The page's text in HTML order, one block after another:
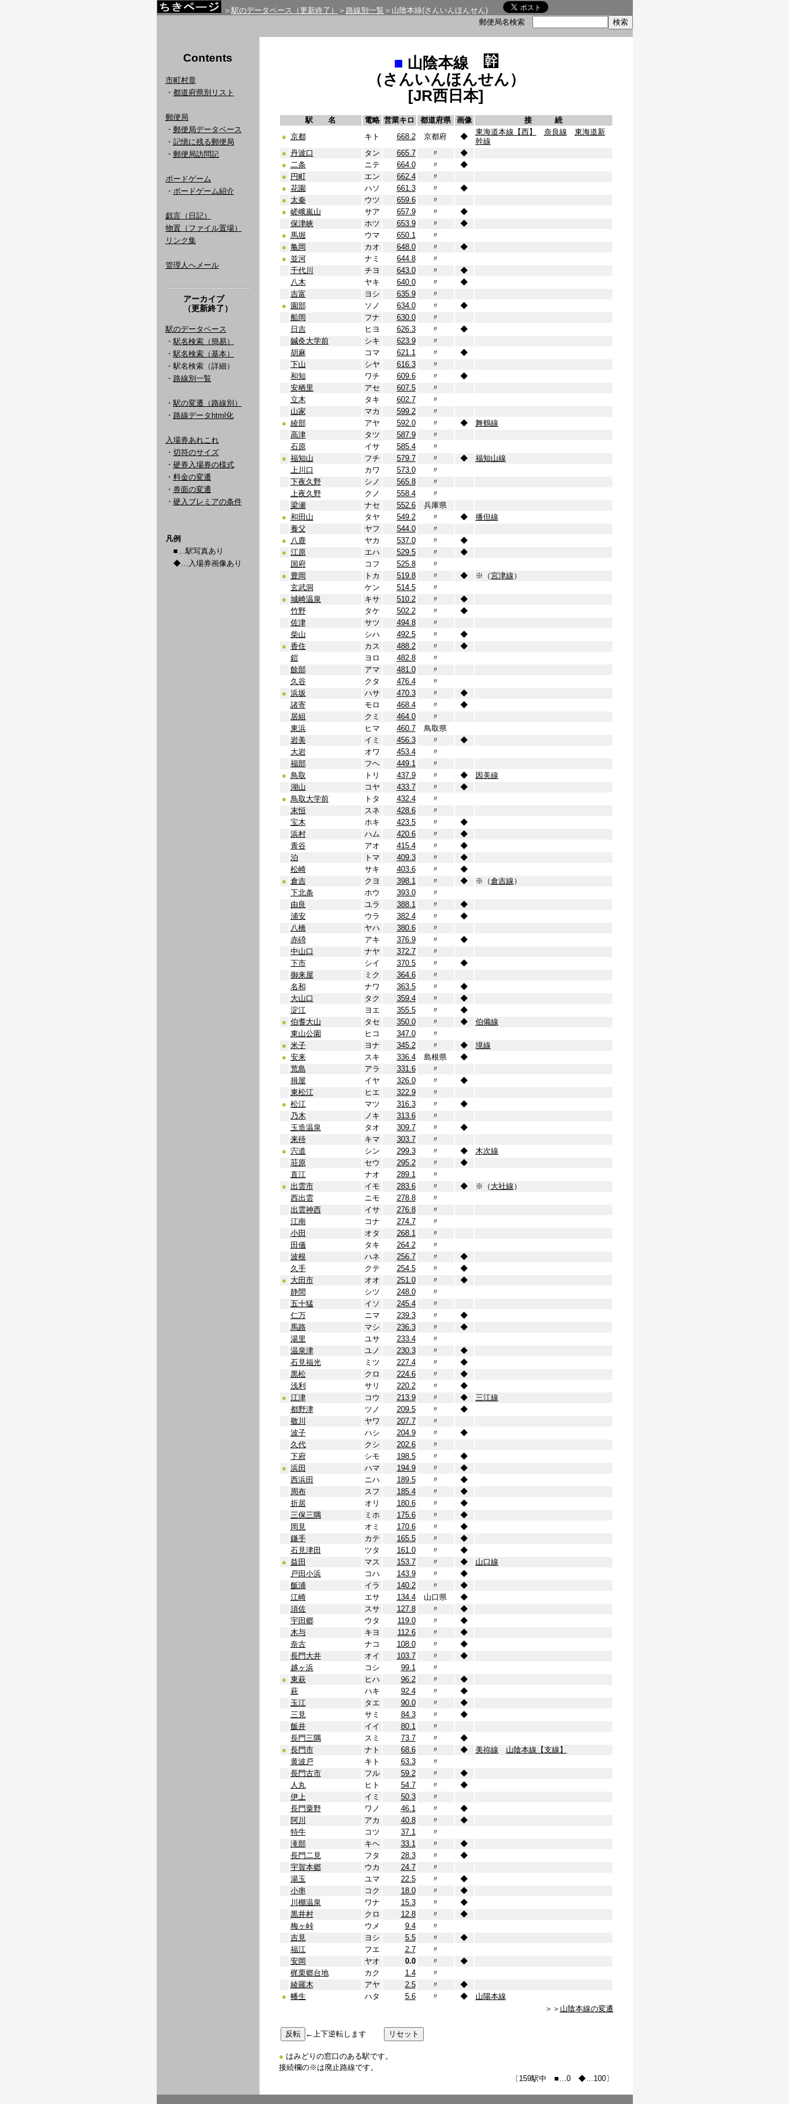
＞ 駅のデータベース（更新終了） ＞ 路線別一覧 ＞山陰本線(さんいんほんせん)
郵便局名検索
Contents
市町村章
・ 都道府県別リスト
郵便局
・ 郵便局データベース
・ 記憶に残る郵便局
・ 郵便局訪問記
ボードゲーム
・ ボードゲーム紹介
戯言（日記）
物置（ファイル置場）
リンク集
管理人へメール
アーカイブ
（更新終了）
駅のデータベース
・ 駅名検索（簡易）
・ 駅名検索（基本）
・駅名検索（詳細）
・ 路線別一覧
・ 駅の変遷（路線別）
・ 路線データhtml化
入場券あれこれ
・ 切符のサイズ
・ 硬券入場券の様式
・ 料金の変遷
・ 券面の変遷
・ 硬入プレミアの条件
凡例
■…駅写真あり
◆…入場券画像あり
■ 山陰本線
（さんいんほんせん）
[JR西日本]
駅 名 電略 営業キロ 都道府県 画像
接 続
● 京都 キト 668.2 京都府 ◆
東海道本線【西】 奈良線
東海道新
幹線
● 丹波口 タン 665.7 〃
◆
● 二条 ニテ 664.0 〃
◆
●
円町 エン 662.4
〃
● 花園 ハソ 661.3 〃
◆
● 太秦 ウツ 659.6
〃
● 嵯峨嵐山 サア 657.9 〃
◆
保津峡
ホツ 653.9 〃
◆
● 馬堀 ウマ 650.1
〃
● 亀岡 カオ 648.0 〃
◆
● 並河 ナミ 644.8
〃
千代川
チヨ 643.0 〃
◆
八木
ヤキ 640.0 〃
◆
吉富
ヨシ 635.9
〃
● 園部 ソノ 634.0 〃
◆
船岡
フナ 630.0
〃
日吉
ヒヨ 626.3 〃
◆
鍼灸大学前
シキ 623.9
〃
胡麻
コマ 621.1 〃
◆
下山
シヤ 616.3
〃
和知
ワチ 609.6 〃
◆
安栖里
アセ 607.5
〃
立木
タキ 602.7
〃
山家
マカ 599.2
〃
● 綾部 アヤ 592.0 〃 ◆
舞鶴線
高津
タツ 587.9
〃
石原
イサ 585.4
〃
● 福知山 フチ 579.7 〃 ◆
福知山線
上川口
カワ 573.0
〃
下夜久野
シノ 565.8
〃
上夜久野
クノ 558.4
〃
梁瀬
ナセ 552.6
兵庫県
● 和田山 タヤ 549.2 〃 ◆
播但線
養父
ヤフ 544.0
〃
● 八鹿 ヤカ 537.0 〃
◆
● 江原 エハ 529.5 〃
◆
国府
コフ 525.8
〃
● 豊岡 トカ 519.8 〃 ◆ ※（宮津線 ）
玄武洞
ケン 514.5
〃
● 城崎温泉 キサ 510.2 〃
◆
竹野
タケ 502.2 〃
◆
佐津
サツ 494.8
〃
柴山
シハ 492.5 〃
◆
● 香住 カス 488.2 〃
◆
鎧
ヨロ 482.8
〃
餘部
アマ 481.0
〃
久谷
クタ 476.4
〃
● 浜坂 ハサ 470.3 〃
◆
諸寄
モロ 468.4 〃
◆
居組
クミ 464.0
〃
東浜
ヒマ 460.7
鳥取県
岩美
イミ 456.3 〃
◆
大岩
オワ 453.4
〃
福部
フヘ 449.1
〃
● 鳥取 トリ 437.9 〃 ◆
因美線
湖山
コヤ 433.7 〃
◆
● 鳥取大学前 トタ 432.4
〃
末恒
スネ 428.6
〃
宝木
ホキ 423.5 〃
◆
浜村
ハム 420.6 〃
◆
青谷
アオ 415.4 〃
◆
泊
トマ 409.3 〃
◆
松崎
サキ 403.6 〃
◆
● 倉吉 クヨ 398.1 〃 ◆ ※（倉吉線 ）
下北条
ホウ 393.0
〃
由良
ユラ 388.1 〃
◆
浦安
ウラ 382.4 〃
◆
八橋
ヤハ 380.6
〃
赤碕
アキ 376.9 〃
◆
中山口
ナヤ 372.7
〃
下市
シイ 370.5 〃
◆
御来屋
ミク 364.6
〃
名和
ナワ 363.5 〃
◆
大山口
タク 359.4 〃
◆
淀江
ヨエ 355.5 〃
◆
● 伯耆大山 タセ 350.0 〃 ◆
伯備線
東山公園
ヒコ 347.0
〃
● 米子 ヨナ 345.2 〃 ◆
境線
● 安来 スキ 336.4 島根県
◆
荒島
アラ 331.6
〃
揖屋
イヤ 326.0 〃
◆
東松江
ヒエ 322.9
〃
● 松江 マツ 316.3 〃
◆
乃木
ノキ 313.6
〃
玉造温泉
タオ 309.7 〃
◆
来待
キマ 303.7
〃
● 宍道 シン 299.3 〃 ◆
木次線
荘原
セウ 295.2 〃
◆
直江
ナオ 289.1
〃
● 出雲市 イモ 283.6 〃 ◆ ※（ 大社線 ）
西出雲
ニモ 278.8
〃
出雲神西
イサ 276.8
〃
江南
コナ 274.7
〃
小田
オタ 268.1
〃
田儀
タキ 264.2
〃
波根
ハネ 256.7 〃
◆
久手
クテ 254.5 〃
◆
● 大田市 オオ 251.0 〃
◆
静間
シツ 248.0
〃
五十猛
イソ 245.4
〃
仁万
ニマ 239.3 〃
◆
馬路
マシ 236.3 〃
◆
湯里
ユサ 233.4
〃
温泉津
ユノ 230.3 〃
◆
石見福光
ミツ 227.4 〃
◆
黒松
クロ 224.6 〃
◆
浅利
サリ 220.2 〃
◆
● 江津 コウ 213.9 〃 ◆
三江線
都野津
ツノ 209.5 〃
◆
敬川
ヤワ 207.7
〃
波子
ハシ 204.9 〃
◆
久代
クシ 202.6
〃
下府
シモ 198.5 〃
◆
● 浜田 ハマ 194.9 〃
◆
西浜田
ニハ 189.5 〃
◆
周布
スフ 185.4 〃
◆
折居
オリ 180.6 〃
◆
三保三隅
ミホ 175.6 〃
◆
岡見
オミ 170.6 〃
◆
鎌手
カテ 165.5 〃
◆
石見津田
ツタ 161.0 〃
◆
● 益田 マス 153.7 〃 ◆
山口線
戸田小浜
コハ 143.9 〃
◆
飯浦
イラ 140.2 〃
◆
江崎
エサ 134.4 山口県
◆
須佐
スサ 127.8 〃
◆
宇田郷
ウタ 119.0 〃
◆
木与
キヨ 112.6 〃
◆
奈古
ナコ 108.0 〃
◆
長門大井
オイ 103.7 〃
◆
越ヶ浜
コシ 99.1
〃
● 東萩 ヒハ 96.2 〃
◆
萩
ハキ 92.4 〃
◆
玉江
タエ 90.0 〃
◆
三見
サミ 84.3 〃
◆
飯井
イイ 80.1
〃
長門三隅
スミ 73.7 〃
◆
● 長門市 ナト 68.6 〃 ◆ 美祢線
山陰本線【支線】
黄波戸
キト 63.3
〃
長門古市
フル 59.2 〃
◆
人丸
ヒト 54.7 〃
◆
伊上
イミ 50.3
〃
長門粟野
ワノ 46.1 〃
◆
阿川
アカ 40.8 〃
◆
特牛
コツ 37.1
〃
滝部
キヘ 33.1 〃
◆
長門二見
フタ 28.3 〃
◆
宇賀本郷
ウカ 24.7
〃
湯玉
ユマ 22.5 〃
◆
小串
コク 18.0 〃
◆
川棚温泉
ワナ 15.3 〃
◆
黒井村
クロ 12.8 〃
◆
梅ヶ峠
ウメ 9.4
〃
吉見
ヨシ 5.5 〃
◆
福江
フエ 2.7
〃
安岡
ヤオ 0.0 〃
◆
梶栗郷台地
カク 1.4
〃
綾羅木
アヤ 2.5 〃
◆
● 幡生 ハタ 5.6 〃 ◆
山陽本線
＞＞ 山陰本線の変遷
←上下逆転します
● はみどりの窓口のある駅です。
接続欄の※は廃止路線です。
〔159駅中 ■…0 ◆…100〕